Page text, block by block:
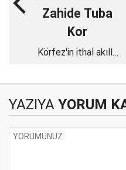
Zahide Tuba
Kor
Körfez'in ithal akılla
YAZIYA YORUM